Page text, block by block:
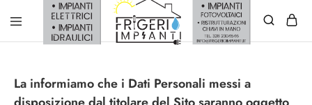
Frigerio
La informiamo che i Dati Personali messi a